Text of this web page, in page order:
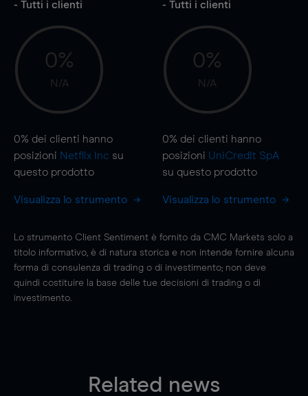
- Tutti i clienti
0%
N/A
0% dei clienti hanno
posizioni Netflix Inc su
questo prodotto
Visualizza lo strumento
- Tutti i clienti
0%
N/A
0% dei clienti hanno
posizioni UniCredit SpA
su questo prodotto
Visualizza lo strumento
Lo strumento Client Sentiment è fornito da CMC Markets solo a
titolo informativo, è di natura storica e non intende fornire alcuna
forma di consulenza di trading o di investimento; non deve
quindi costituire la base delle tue decisioni di trading o di
investimento.
Related news